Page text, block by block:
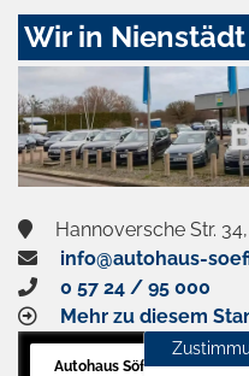
Wir in Nienstädt
Hannoversche Str.
info@autohaus-
0 57 24 / 95 000
Mehr zu diesem
Autohaus Söffker GmbH